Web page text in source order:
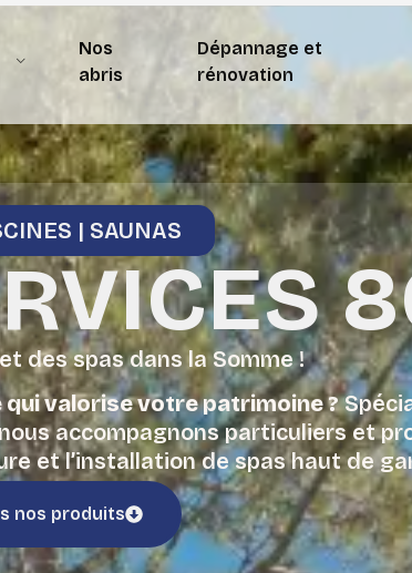
Nos
abris
Dépannage et
rénovation
| SAUNAS
des spas dans la Somme !
qui valorise votre patrimoine ?
accompagnons particuliers et
et l’installation de spas haut de
nos produits